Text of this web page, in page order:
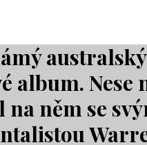
australský
album. Nese
něm se